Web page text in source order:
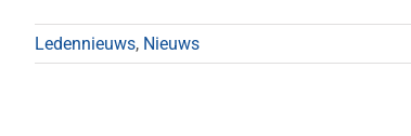
Ledennieuws, Nieuws